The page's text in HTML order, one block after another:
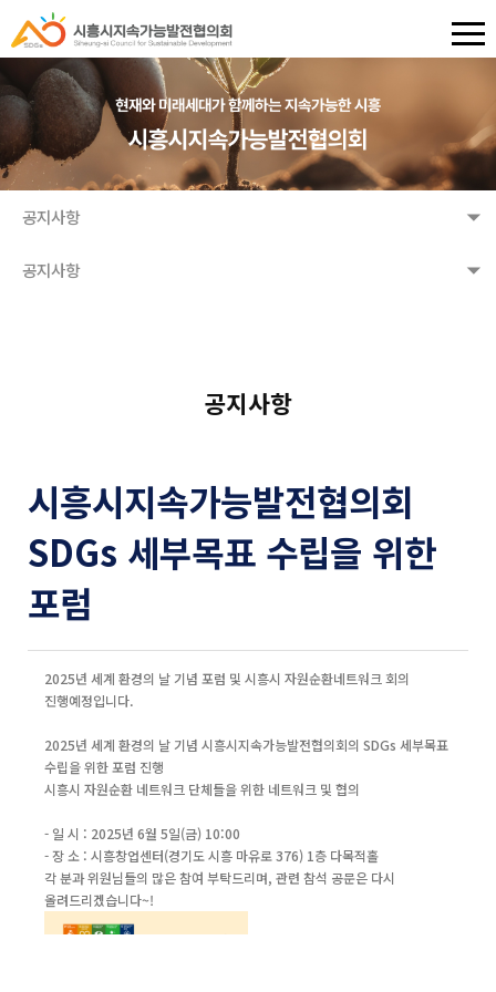
공지사항
공지사항
공지사항
시흥시지속가능발전협의회
SDGs 세부목표 수립을 위한
포럼
2025년 세계 환경의 날 기념 포럼 및 시흥시 자원순환네트워크 회의
진행예정입니다.
2025년 세계 환경의 날 기념 시흥시지속가능발전협의회의 SDGs 세부목표
수립을 위한 포럼 진행
시흥시 자원순환 네트워크 단체들을 위한 네트워크 및 협의
- 일 시 : 2025년 6월 5일(금) 10:00
- 장 소 : 시흥창업센터(경기도 시흥 마유로 376) 1층 다목적홀
각 분과 위원님들의 많은 참여 부탁드리며, 관련 참석 공문은 다시
올려드리겠습니다~!